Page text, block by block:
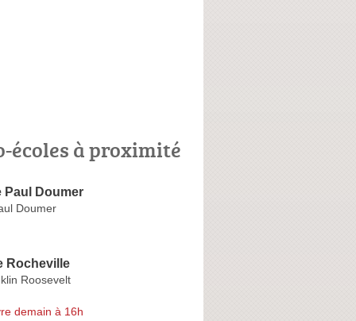
écoles à proximité
Paul Doumer
Doumer
Rocheville
Roosevelt
demain à 16h